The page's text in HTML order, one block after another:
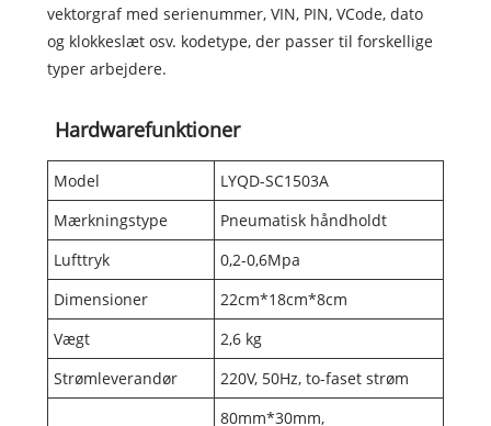
vektorgraf med serienummer, VIN, PIN, VCode, dato
og klokkeslæt osv. kodetype, der passer til forskellige
typer arbejdere.
Hardwarefunktioner
Model
LYQD-SC1503A
Mærkningstype
Pneumatisk håndholdt
Lufttryk
0,2-0,6Mpa
Dimensioner
22cm*18cm*8cm
Vægt
2,6 kg
Strømleverandør
220V, 50Hz, to-faset strøm
80mm*30mm,